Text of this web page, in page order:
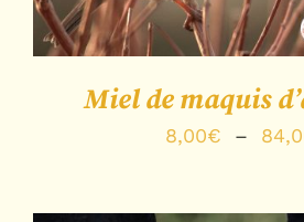
Miel de maquis
8,00€ –